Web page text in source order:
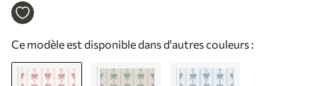
disposés en rayures verticales Nr. a01075
Ce modèle est disponible dans d'autres couleurs :